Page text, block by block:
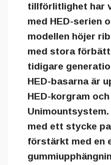
tillförlitlighet har
med HED-serien
modellen höjer
med stora
tidigare
HED-basarna är
HED-korgram
med ett stycke
förstärkt med en